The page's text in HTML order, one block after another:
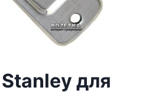
для